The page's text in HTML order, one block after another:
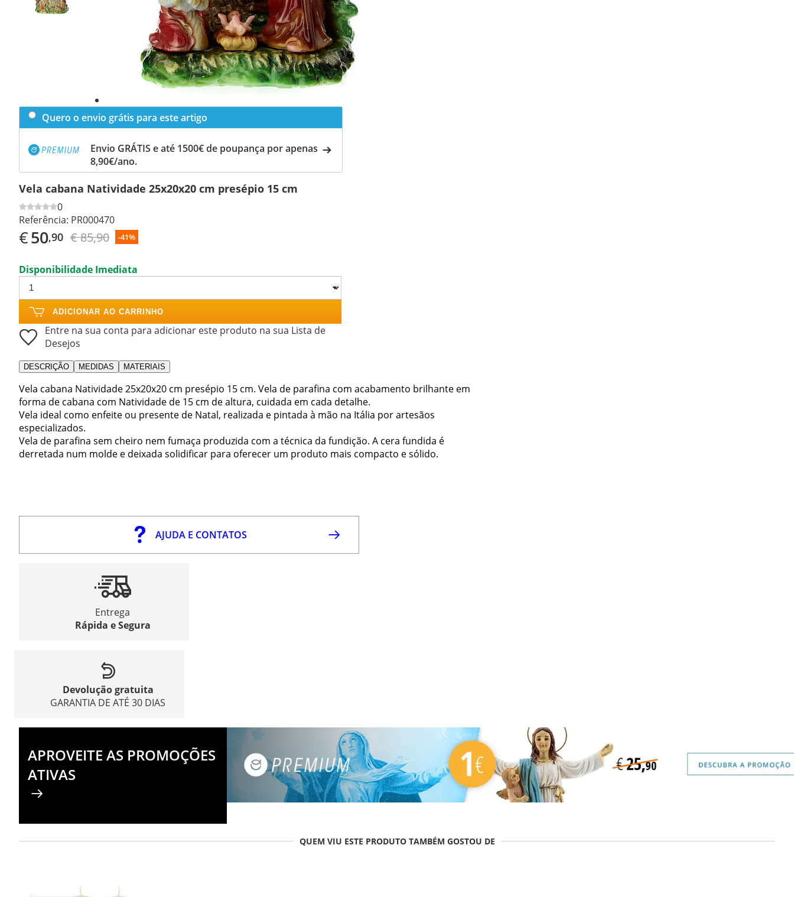
Quero o envio grátis para este artigo
Envio GRÁTIS e até 1500€ de poupança por apenas
8,90€/ano.
Vela cabana Natividade 25x20x20 cm presépio 15 cm
0
Referência: PR000470
€50,90 € 85,90 -41%
Disponibilidade Imediata
ADICIONAR AO CARRINHO
Entre na sua conta para adicionar este produto na sua Lista de
Desejos
DESCRIÇÃO MEDIDAS MATERIAIS
Vela cabana Natividade 25x20x20 cm presépio 15 cm. Vela de parafina com acabamento brilhante em
forma de cabana com Natividade de 15 cm de altura, cuidada em cada detalhe.
Vela ideal como enfeite ou presente de Natal, realizada e pintada à mão na Itália por artesãos
especializados.
Vela de parafina sem cheiro nem fumaça produzida com a técnica da fundição. A cera fundida é
derretada num molde e deixada solidificar para oferecer um produto mais compacto e sólido.
AJUDA E CONTATOS
Entrega
Rápida e Segura
Devolução gratuita
GARANTIA DE ATÉ 30 DIAS
APROVEITE AS PROMOÇÕES
ATIVAS
QUEM VIU ESTE PRODUTO TAMBÉM GOSTOU DE